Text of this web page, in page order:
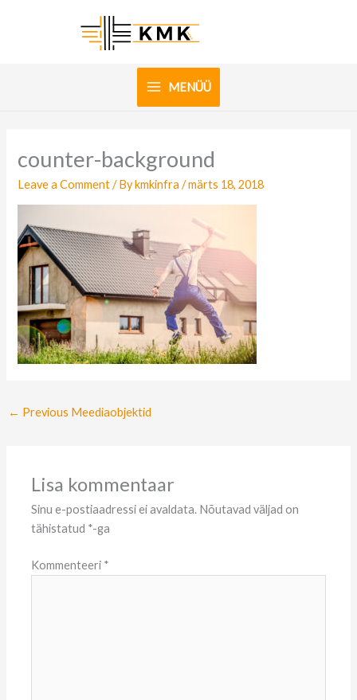
MENÜÜ
counter-background
Leave a Comment / Bykmkinfra/märts 18, 2018
← Previous Meediaobjektid
Lisa kommentaar
Sinu e-postiaadressi ei avaldata. Nõutavad väljad on
tähistatud *-ga
Kommenteeri *